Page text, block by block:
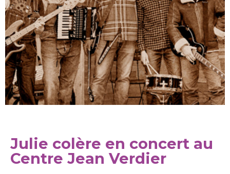
Julie colère en concert au
Centre Jean Verdier